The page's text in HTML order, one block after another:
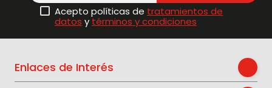
Acepto políticas de tratamientos de
datos y términos y condiciones
Enlaces de Interés